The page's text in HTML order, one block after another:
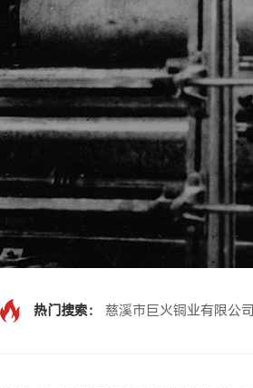
热门搜索： 慈溪市巨火铜业有限公司